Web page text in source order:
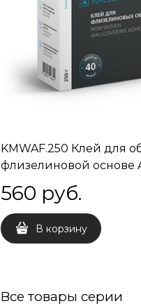
KMWAF.250 Клей для
флизелиновой основе
560 руб.
В корзину
Все товары серии